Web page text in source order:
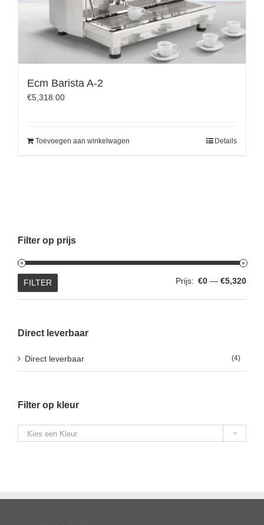
Ecm Barista A-2
€5,318.00
Toevoegen aan winkelwagen Details
Filter op prijs
Min.
Max.
FILTER Prijs: €0 — €5,320
Direct leverbaar
Direct leverbaar (4)
Filter op kleur

Kies een Kleur